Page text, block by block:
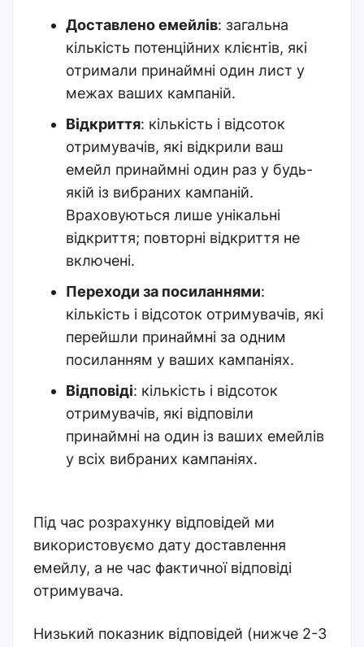
Доставлено емейлів: загальна
кількість потенційних клієнтів, які
отримали принаймні один лист у
межах ваших кампаній.
Відкриття: кількість і відсоток
отримувачів, які відкрили ваш
емейл принаймні один раз у будь-
якій із вибраних кампаній.
Враховуються лише унікальні
відкриття; повторні відкриття не
включені.
Переходи за посиланнями:
кількість і відсоток отримувачів, які
перейшли принаймні за одним
посиланням у ваших кампаніях.
Відповіді: кількість і відсоток
отримувачів, які відповіли
принаймні на один із ваших емейлів
у всіх вибраних кампаніях.
Під час розрахунку відповідей ми
використовуємо дату доставлення
емейлу, а не час фактичної відповіді
отримувача.
Низький показник відповідей (нижче 2-3